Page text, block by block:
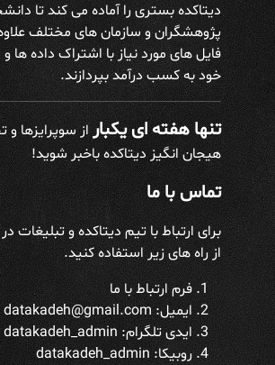
دیتاکده بستری را آماده می کند تا
پژوهشگران و سازمان های مختلف علاوه
فایل های مورد نیاز با اشتراک داده ها و
خود به کسب درآمد بپردازند.
تنها هفته ای یکباراز سوپرایزها و
هیجان انگیز دیتاکده باخبر شوید!
تماس با ما
برای ارتباط با تیم دیتاکده و تبلیغات
از راه های زیر استفاده کنید.
فرم ارتباط با ما
ایمیل: datakadeh@gmail.com
ایدی تلگرام:datakadeh_admin
روبیکا: datakadeh_admin